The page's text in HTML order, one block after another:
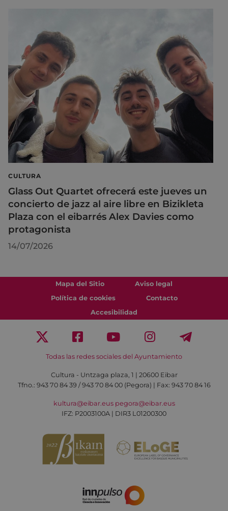
CULTURA
Glass Out Quartet ofrecerá este jueves un
concierto de jazz al aire libre en Bizikleta
Plaza con el eibarrés Alex Davies como
protagonista
14/07/2026
Mapa del Sitio
Aviso legal
Política de cookies
Contacto
Accesibilidad
Todas las redes sociales del Ayuntamiento
Cultura - Untzaga plaza, 1 | 20600 Eibar
Tfno.: 943 70 84 39 / 943 70 84 00 (Pegora) | Fax: 943 70 84 16
kultura@eibar.eus pegora@eibar.eus
IFZ: P2003100A | DIR3 L01200300